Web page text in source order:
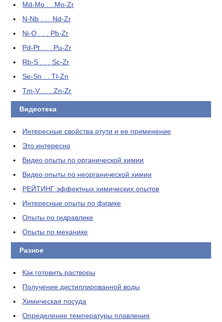
Md-Mo . . Mo-Zr
N-Nb . . . Nd-Zr
Ni-O . . . Pb-Zr
Pd-Pt . . . Pu-Zr
Rb-S . . . Sc-Zr
Se-Sn . . Tl-Zn
Tm-V . . . Zn-Zr
Видеотека
Интересные свойства ртути и ее применение
Это интересно
Видео опыты по органической химии
Видео опыты по неорганической химии
РЕЙТИНГ эффектных химических опытов
Интересные опыты по физике
Опыты по гидравлике
Опыты по механике
Разное
Как готовить растворы
Получение дистиллированной воды
Химическая посуда
Определение температуры плавления